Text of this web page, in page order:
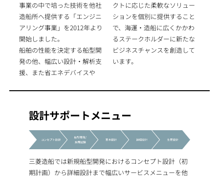
事業の中で培った技術を他社
造船所へ提供する「エンジニ
アリング事業」を2012年より
開始しました。
船舶の性能を決定する船型開
発の他、幅広い設計・解析支
援、また省エネデバイスや
クトに応じた柔軟なソリュー
ションを個別に提供すること
で、海運・造船に広くかかわ
るステークホルダーに新たな
ビジネスチャンスを創造して
います。
設計サポートメニュー
三菱造船では新規船型開発におけるコンセプト設計（初
期計画）から詳細設計まで幅広いサービスメニューを他